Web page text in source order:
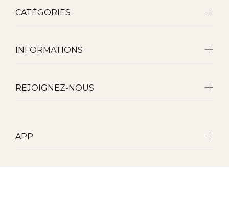
CATÉGORIES
INFORMATIONS
REJOIGNEZ-NOUS
APP